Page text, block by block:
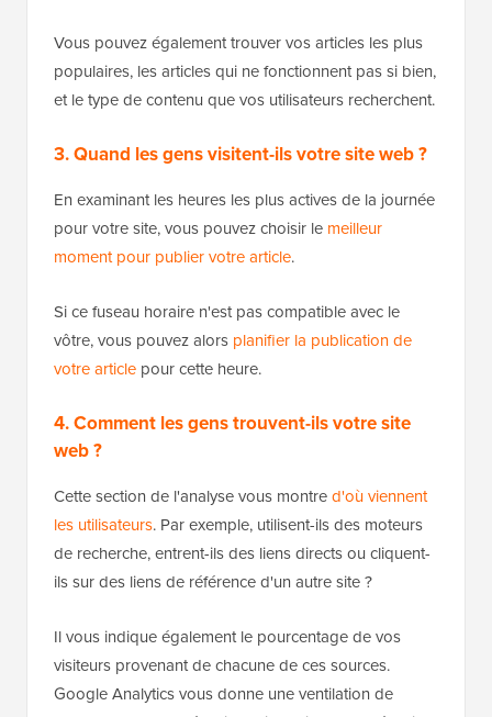
Vous pouvez également trouver vos articles les plus
populaires, les articles qui ne fonctionnent pas si bien,
et le type de contenu que vos utilisateurs recherchent.
3. Quand les gens visitent-ils votre site web ?
En examinant les heures les plus actives de la journée
pour votre site, vous pouvez choisir le meilleur
moment pour publier votre article.
Si ce fuseau horaire n'est pas compatible avec le
vôtre, vous pouvez alors planifier la publication de
votre article pour cette heure.
4. Comment les gens trouvent-ils votre site
web ?
Cette section de l'analyse vous montred'où viennent
les utilisateurs. Par exemple, utilisent-ils des moteurs
de recherche, entrent-ils des liens directs ou cliquent-
ils sur des liens de référence d'un autre site ?
Il vous indique également le pourcentage de vos
visiteurs provenant de chacune de ces sources.
Google Analytics vous donne une ventilation de